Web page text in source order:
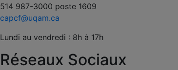
514 987-3000 poste 1609
capcf@uqam.ca
Lundi au vendredi : 8h à 17h
Réseaux Sociaux